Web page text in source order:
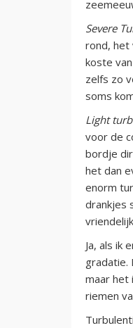
Severe
rond, het
koste
zelfs zo
soms
Light
voor de
bordje
het dan
enorm
drankjes
Ja, als ik
gradatie.
maar het
riemen